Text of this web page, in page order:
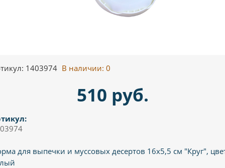
1403974 В наличии: 0
510 руб.
для выпечки и муссовых десертов 16х5,5 см "Круг",